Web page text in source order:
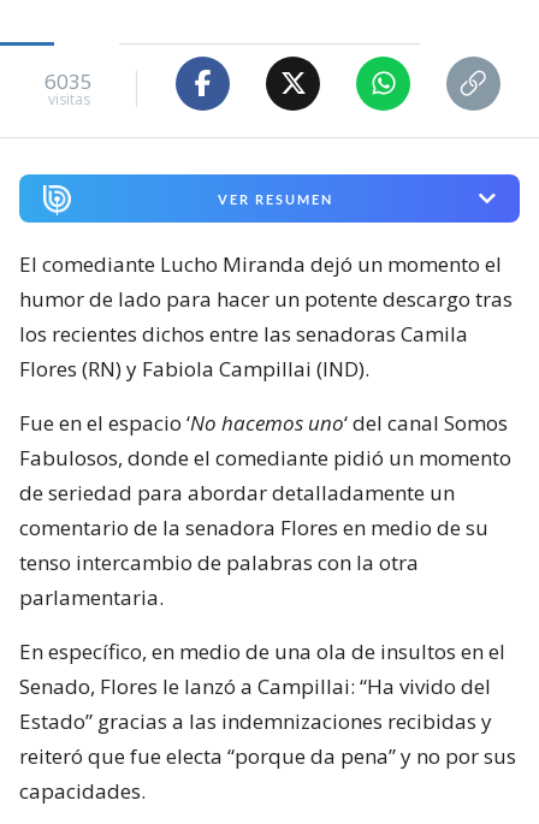
6035
visitas
VER RESUMEN
El comediante Lucho Miranda dejó un momento el
humor de lado para hacer un potente descargo tras
los recientes dichos entre las senadoras Camila
Flores (RN) y Fabiola Campillai (IND).
Fue en el espacio ‘No hacemos uno‘ del canal Somos
Fabulosos, donde el comediante pidió un momento
de seriedad para abordar detalladamente un
comentario de la senadora Flores en medio de su
tenso intercambio de palabras con la otra
parlamentaria.
En específico, en medio de una ola de insultos en el
Senado, Flores le lanzó a Campillai: “Ha vivido del
Estado” gracias a las indemnizaciones recibidas y
reiteró que fue electa “porque da pena” y no por sus
capacidades.